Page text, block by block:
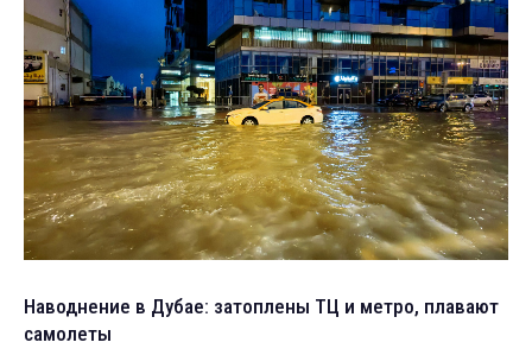
Наводнение в Дубае: затоплены ТЦ и метро, плавают
самолеты